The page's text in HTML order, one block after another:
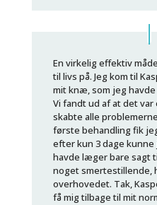
En virkelig effektiv
til livs på. Jeg kom til
mit knæ, som jeg
Vi fandt ud af at det var
skabte alle
første behandling fik
efter kun 3 dage kunne
havde læger bare sagt
noget smertestillende,
overhovedet. Tak,
få mig tilbage til mit